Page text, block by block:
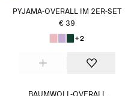
PYJAMA-OVERALL IM 2ER-SET
€ 39
+2